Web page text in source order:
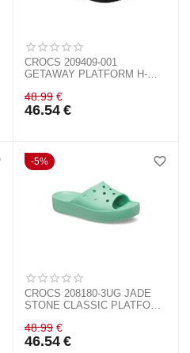
CROCS 209409-001
GETAWAY PLATFORM H-
48.99 €
46.54 €
5%
CROCS 208180-3UG JADE
STONE CLASSIC PLATFORM
48.99 €
46.54 €